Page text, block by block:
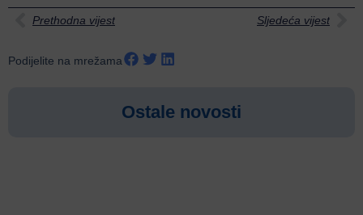
Prethodna vijest Sljedeća vijest
Podijelite na mrežama
Ostale novosti